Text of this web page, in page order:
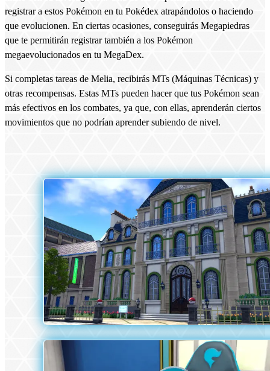
registrar a estos Pokémon en tu Pokédex atrapándolos o haciendo
que evolucionen. En ciertas ocasiones, conseguirás Megapiedras
que te permitirán registrar también a los Pokémon
megaevolucionados en tu MegaDex.
Si completas tareas de Melia, recibirás MTs (Máquinas Técnicas) y
otras recompensas. Estas MTs pueden hacer que tus Pokémon sean
más efectivos en los combates, ya que, con ellas, aprenderán ciertos
movimientos que no podrían aprender subiendo de nivel.​​